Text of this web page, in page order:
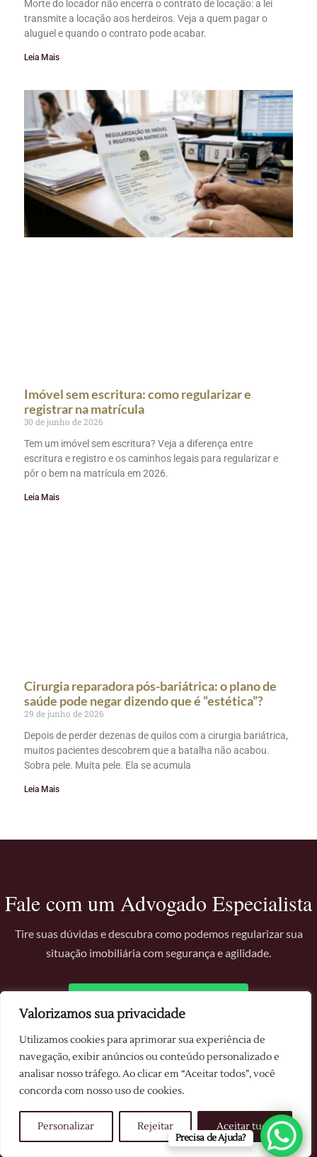
Valorizamos sua privacidade
Utilizamos cookies para aprimorar sua experiência de
navegação, exibir anúncios ou conteúdo personalizado e
analisar nosso tráfego. Ao clicar em “Aceitar todos”, você
concorda com nosso uso de cookies.
Personalizar Rejeitar Aceitar tudo
Morte do locador não encerra o contrato de locação: a lei
transmite a locação aos herdeiros. Veja a quem pagar o
aluguel e quando o contrato pode acabar.
Leia Mais
Imóvel sem escritura: como regularizar e
registrar na matrícula
30 de junho de 2026
Tem um imóvel sem escritura? Veja a diferença entre
escritura e registro e os caminhos legais para regularizar e
pôr o bem na matrícula em 2026.
Leia Mais
Cirurgia reparadora pós-bariátrica: o plano de
saúde pode negar dizendo que é “estética”?
29 de junho de 2026
Depois de perder dezenas de quilos com a cirurgia bariátrica,
muitos pacientes descobrem que a batalha não acabou.
Sobra pele. Muita pele. Ela se acumula
Leia Mais
Fale com um Advogado Especialista
Tire suas dúvidas e descubra como podemos regularizar sua
situação imobiliária com segurança e agilidade.
Atuação em diversas áreas do Direito, com excelência na
Precisa de Ajuda?